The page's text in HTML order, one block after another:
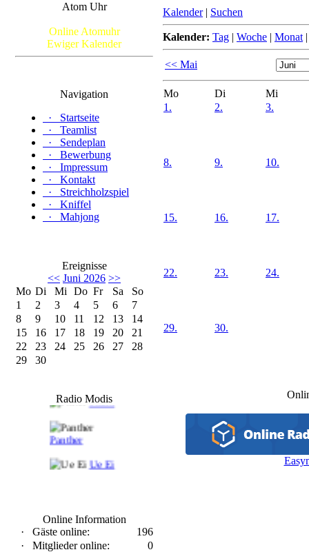
Atom Uhr
Online Atomuhr
Ewiger Kalender
Navigation
·
Startseite
·
Teamlist
·
Sendeplan
·
Bewerbung
·
Impressum
·
Kontakt
·
Streichholzspiel
·
Kniffel
·
Mahjong
Ereignisse
<< Juni 2026 >>
Mo Di Mi Do Fr Sa
So
1
2 3 4 5 6
7
8
9 10 11 12 13
14
15
16 17 18 19 20
21
22
23 24 25 26 27
28
29
30
Radio Modis
Frank
Panther
Ue Ei
Online Information
·
Gäste online:
196
·
Mitglieder online: 0
Kalender | Suchen
Kalender: Tag | Woche | Monat
<< Mai
Mo Di
Mi
1.
2. 3.
8. 9. 10.
15. 16. 17.
22. 23. 24.
29. 30.